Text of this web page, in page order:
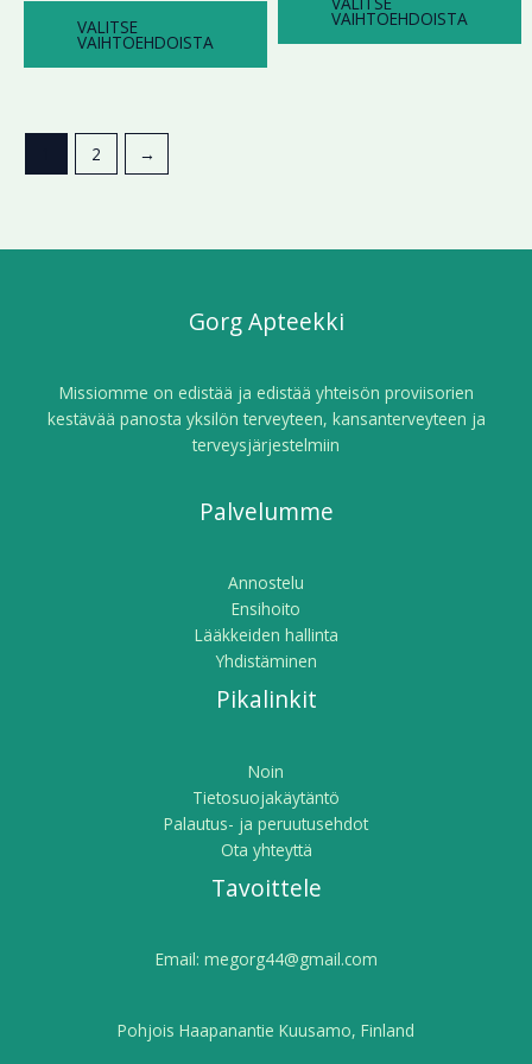
VALITSE
VAIHTOEHDOISTA
VAIHTOEHDOISTA
2 →
Gorg Apteekki
Missiomme on edistää ja edistää yhteisön proviisorien
kestävää panosta yksilön terveyteen, kansanterveyteen ja
terveysjärjestelmiin
Palvelumme
Annostelu
Ensihoito
Lääkkeiden hallinta
Yhdistäminen
Pikalinkit
Noin
Tietosuojakäytäntö
Palautus- ja peruutusehdot
Ota yhteyttä
Tavoittele
Email: megorg44@gmail.com
Pohjois Haapanantie Kuusamo, Finland